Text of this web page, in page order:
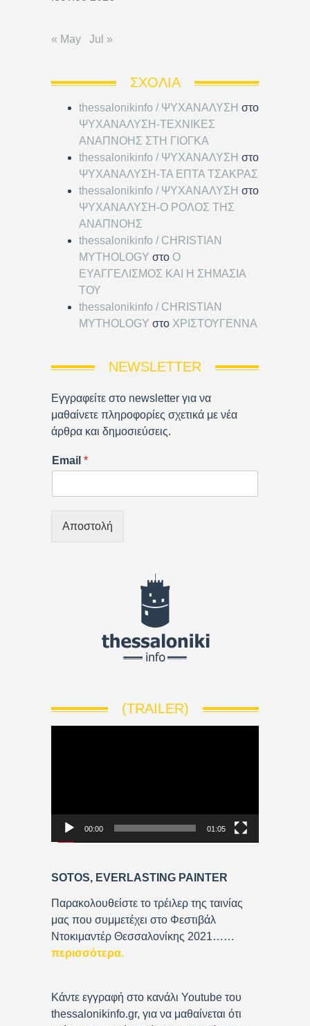
« May Jul »
ΣΧΌΛΙΑ
thessalonikinfo / ΨΥΧΑΝΑΛΥΣΗ στο
ΨΥΧΑΝΑΛΥΣΗ-ΤΕΧΝΙΚΕΣ
ΑΝΑΠΝΟΗΣ ΣΤΗ ΓΙΟΓΚΑ
thessalonikinfo / ΨΥΧΑΝΑΛΥΣΗ στο
ΨΥΧΑΝΑΛΥΣΗ-ΤΑ ΕΠΤΑ ΤΣΑΚΡΑΣ
thessalonikinfo / ΨΥΧΑΝΑΛΥΣΗ στο
ΨΥΧΑΝΑΛΥΣΗ-Ο ΡΟΛΟΣ ΤΗΣ
ΑΝΑΠΝΟΗΣ
thessalonikinfo / CHRISTIAN
MYTHOLOGY στο Ο
ΕΥΑΓΓΕΛΙΣΜΟΣ ΚΑΙ Η ΣΗΜΑΣΙΑ
ΤΟΥ
thessalonikinfo / CHRISTIAN
MYTHOLOGY στο ΧΡΙΣΤΟΥΓΕΝΝΑ
NEWSLETTER
Εγγραφείτε στο newsletter για να
μαθαίνετε πληροφορίες σχετικά με νέα
άρθρα και δημοσιεύσεις.
Email *
Αποστολή
(TRAILER)
P
e
r
00:00 01:05
SOTOS, EVERLASTING PAINTER
Παρακολουθείστε το τρέιλερ της ταινίας
μας που συμμετέχει στο Φεστιβάλ
Ντοκιμαντέρ Θεσσαλονίκης 2021……
περισσότερα.
Κάντε εγγραφή στο κανάλι Youtube του
thessalonikinfo.gr, για να μαθαίνεται ότι